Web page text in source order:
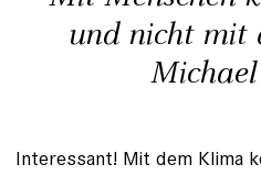
und nicht mit
Interessant! Mit dem Klima